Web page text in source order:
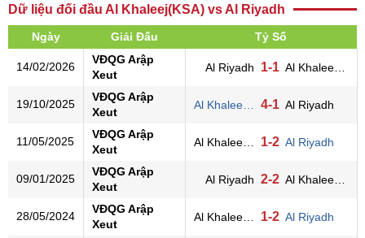
Dữ liệu đối đầu Al Khaleej(KSA) vs Al Riyadh
Ngày Giải Đấu Tỷ Số
14/02/2026
VĐQG Arập
Xeut
Al Riyadh 1-1
19/10/2025
VĐQG Arập
Xeut
4-1 Al Riyadh
11/05/2025
VĐQG Arập
Xeut
1-2 Al Riyadh
09/01/2025
VĐQG Arập
Xeut
Al Riyadh 2-2
28/05/2024
VĐQG Arập
Xeut
1-2 Al Riyadh